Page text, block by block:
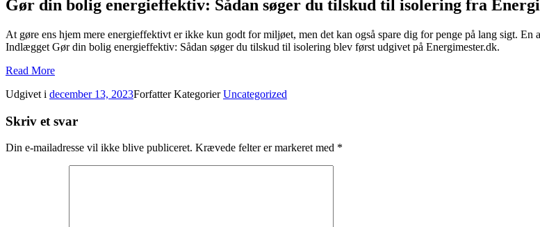
Gør din bolig energieffektiv: Sådan søger du tilskud til isolering fra
At gøre ens hjem mere energieffektivt er ikke kun godt for miljøet, men det kan også spare dig for penge på lang sigt. En
Indlægget Gør din bolig energieffektiv: Sådan søger du tilskud til isolering blev først udgivet på Energimester.dk.
Read More
Udgivet i december 13, 2023ForfatterKategorierUncategorized
Skriv et svar
Din e-mailadresse vil ikke blive publiceret. Krævede felter er markeret med *